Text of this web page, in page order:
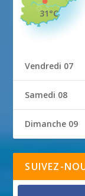
31°C
Vendredi 07
Samedi 08
Dimanche 09
SUIVEZ-